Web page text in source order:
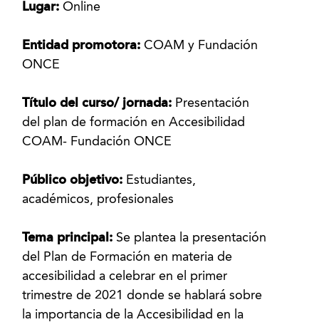
Lugar:Online
Entidad promotora:COAM y Fundación
ONCE
Título del curso/ jornada: Presentación
del plan de formación en Accesibilidad
COAM- Fundación ONCE
Público objetivo: Estudiantes,
académicos, profesionales
Tema principal: Se plantea la presentación
del Plan de Formación en materia de
accesibilidad a celebrar en el primer
trimestre de 2021 donde se hablará sobre
la importancia de la Accesibilidad en la